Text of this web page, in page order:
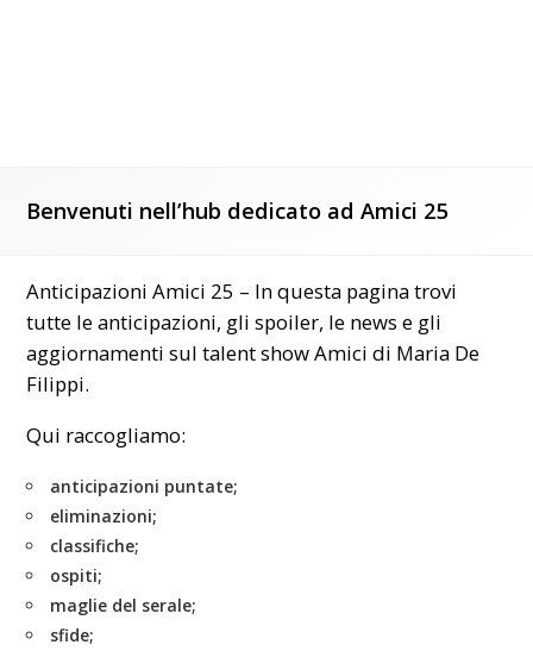
Benvenuti nell’hub dedicato ad Amici 25
Anticipazioni Amici 25 – In questa pagina trovi
tutte le anticipazioni, gli spoiler, le news e gli
aggiornamenti sul talent show Amici di Maria De
Filippi.
Qui raccogliamo:
anticipazioni puntate;
eliminazioni;
classifiche;
ospiti;
maglie del serale;
sfide;